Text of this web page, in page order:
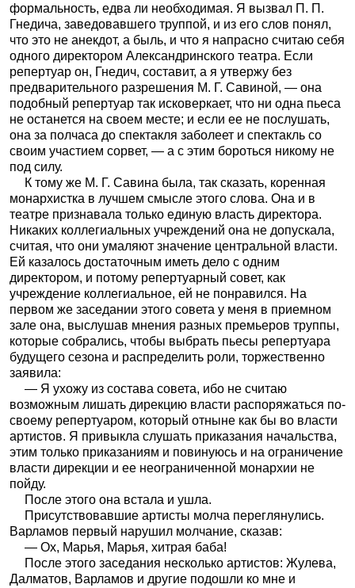
формальность, едва ли необходимая. Я вызвал П. П.
Гнедича, заведовавшего труппой, и из его слов понял,
что это не анекдот, а быль, и что я напрасно считаю себя
одного директором Александринского театра. Если
репертуар он, Гнедич, составит, а я утвержу без
предварительного разрешения М. Г. Савиной, — она
подобный репертуар так исковеркает, что ни одна пьеса
не останется на своем месте; и если ее не послушать,
она за полчаса до спектакля заболеет и спектакль со
своим участием сорвет, — а с этим бороться никому не
под силу.
К тому же М. Г. Савина была, так сказать, коренная
монархистка в лучшем смысле этого слова. Она и в
театре признавала только единую власть директора.
Никаких коллегиальных учреждений она не допускала,
считая, что они умаляют значение центральной власти.
Ей казалось достаточным иметь дело с одним
директором, и потому репертуарный совет, как
учреждение коллегиальное, ей не понравился. На
первом же заседании этого совета у меня в приемном
зале она, выслушав мнения разных премьеров труппы,
которые собрались, чтобы выбрать пьесы репертуара
будущего сезона и распределить роли, торжественно
заявила:
— Я ухожу из состава совета, ибо не считаю
возможным лишать дирекцию власти распоряжаться по-
своему репертуаром, который отныне как бы во власти
артистов. Я привыкла слушать приказания начальства,
этим только приказаниям и повинуюсь и на ограничение
власти дирекции и ее неограниченной монархии не
пойду.
После этого она встала и ушла.
Присутствовавшие артисты молча переглянулись.
Варламов первый нарушил молчание, сказав:
— Ох, Марья, Марья, хитрая баба!
После этого заседания несколько артистов: Жулева,
Далматов, Варламов и другие подошли ко мне и